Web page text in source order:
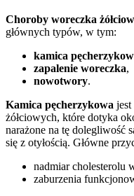
Choroby woreczka
głównych typów, w tym:
kamica
zapalenie woreczka,
nowotwory.
Kamica pęcherzykowa
żółciowych, które dotyka
narażone na tę dolegliwość
się z otyłością. Główne
nadmiar cholesterolu
zaburzenia